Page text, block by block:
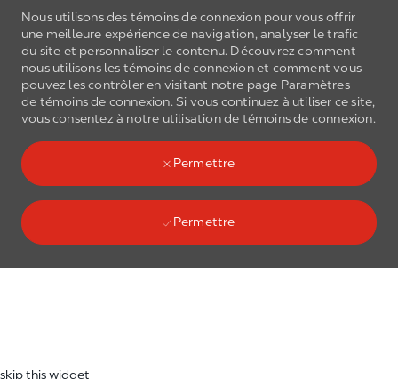
Nous utilisons des témoins de connexion pour vous offrir
une meilleure expérience de navigation, analyser le trafic
du site et personnaliser le contenu. Découvrez comment
nous utilisons les témoins de connexionet comment vous
pouvez les contrôler en visitant notre page Paramètres
de témoins de connexion. Si vous continuez à utiliser ce site,
vous consentez à notre utilisation de témoins de connexion.
Permettre
Permettre
Skip to main content
(0)
skip this widget